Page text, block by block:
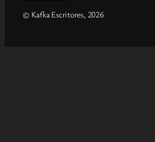
© Kafka Escritores, 2026